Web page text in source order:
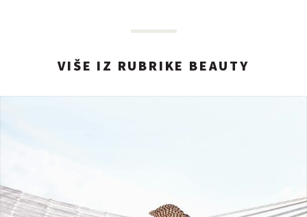
VIŠE IZ RUBRIKE BEAUTY